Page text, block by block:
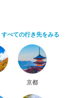
すべての行き先をみる
京都